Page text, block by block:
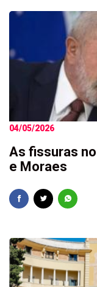
04/05/2026
As fissuras
e Moraes